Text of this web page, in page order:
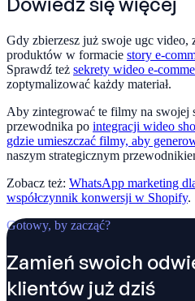
Gdy zbierzesz już swoje ugc video,
produktów w formacie story e-
Sprawdź też sekrety wideo e-
zoptymalizować każdy materiał.
Aby zintegrować te filmy na swojej
przewodnika po integracji wideo
gdzie umieszczać filmy, aby
naszym strategicznym
Zobacz też: WhatsApp marketing
współczynnik konwersji w Shopify.
Gotowy, by zacząć?
Zamień swoich
klientów już dziś